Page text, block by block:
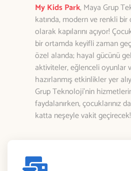
My Kids Park, Maya Grup
katında, modern ve renkli bir
olarak kapılarını açıyor!
bir ortamda keyifli zaman
özel alanda; hayal gücünü
aktiviteler, eğlenceli oyunlar
hazırlanmış etkinlikler yer
Grup Teknoloji’nin
faydalanırken, çocuklarınız
katta neşeyle vakit geçirecek!